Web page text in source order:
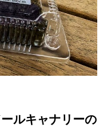
ルキャナリーの